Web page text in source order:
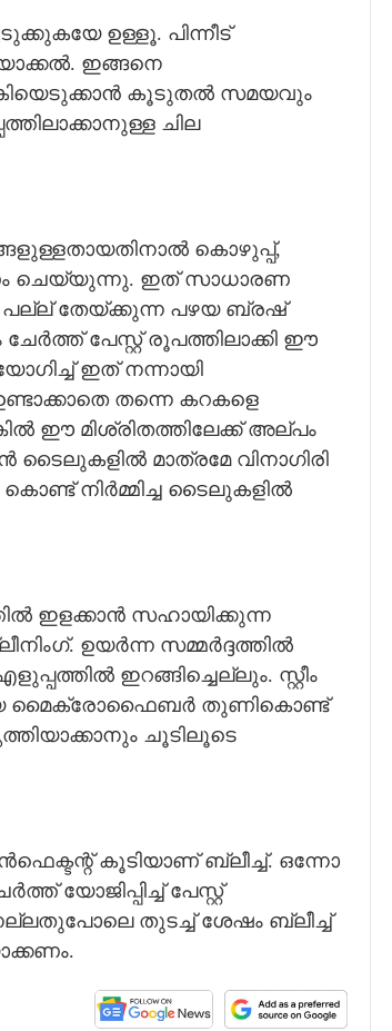
ഉള്ളൂ. പിന്നീട്
ഇങ്ങനെ
കൂടുതൽ സമയവും
ചില
കൊഴുപ്പ്,
ചെയ്യുന്നു. ഇത് സാധാരണ
പല്ല് തേയ്ക്കുന്ന പഴയ ബ്രഷ്
പേസ്റ്റ് രൂപത്തിലാക്കി ഈ
ഇത് നന്നായി
തന്നെ കറകളെ
ഈ മിശ്രിതത്തിലേക്ക് അല്പം
മാത്രമേ വിനാഗിരി
നിർമ്മിച്ച ടൈലുകളിൽ
ഇളക്കാൻ സഹായിക്കുന്ന
ഉയർന്ന സമ്മർദ്ദത്തിൽ
ഇറങ്ങിച്ചെല്ലും. സ്റ്റീം
മൈക്രോഫൈബർ തുണികൊണ്ട്
ചൂടിലൂടെ
കൂടിയാണ് ബ്ലീച്ച്. ഒന്നോ
യോജിപ്പിച്ച് പേസ്റ്റ്
തുടച്ച് ശേഷം ബ്ലീച്ച്